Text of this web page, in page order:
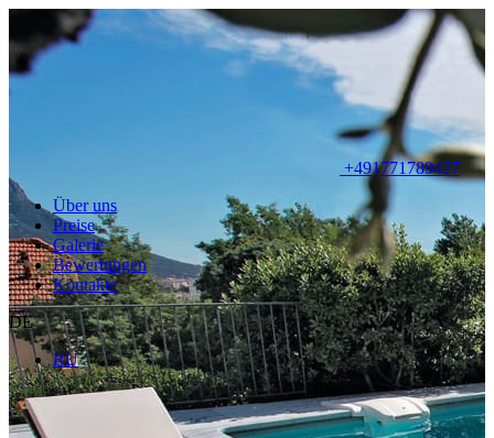
+491771789427
Über uns
Preise
Galerie
Bewertungen
Kontakte
DE
RU